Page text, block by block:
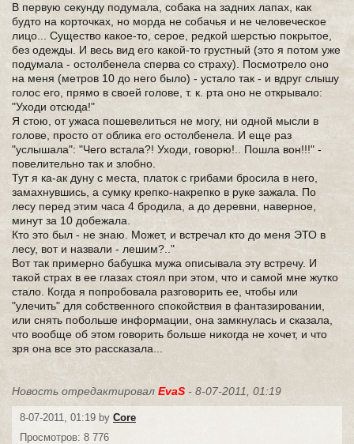
В первую секунду подумала, собака на задних лапах, как
будто на корточках, но морда не собачья и не человеческое
лицо... Существо какое-то, серое, редкой шерстью покрытое,
без одежды. И весь вид его какой-то грустный (это я потом уже
подумала - остолбенела сперва со страху). Посмотрело оно
на меня (метров 10 до него было) - устало так - и вдруг слышу
голос его, прямо в своей голове, т. к. рта оно не открывало:
"Уходи отсюда!"
Я стою, от ужаса пошевелиться не могу, ни одной мысли в
голове, просто от облика его остолбенела. И еще раз
"услышала": "Чего встала?! Уходи, говорю!.. Пошла вон!!!" -
повелительно так и злобно.
Тут я ка-ак дуну с места, платок с грибами бросила в него,
замахнувшись, а сумку крепко-накрепко в руке зажала. По
лесу перед этим часа 4 бродила, а до деревни, наверное,
минут за 10 добежала.
Кто это был - не знаю. Может, и встречал кто до меня ЭТО в
лесу, вот и назвали - лешим?.."
Вот так примерно бабушка мужа описывала эту встречу. И
такой страх в ее глазах стоял при этом, что и самой мне жутко
стало. Когда я попробовала разговорить ее, чтобы или
"улечить" для собственного спокойствия в фантазировании,
или снять побольше информации, она замкнулась и сказала,
что вообще об этом говорить больше никогда не хочет, и что
зря она все это рассказала...
Новость отредактировал EvaS - 8-07-2011, 01:19
8-07-2011, 01:19 by Core
Просмотров: 8 776